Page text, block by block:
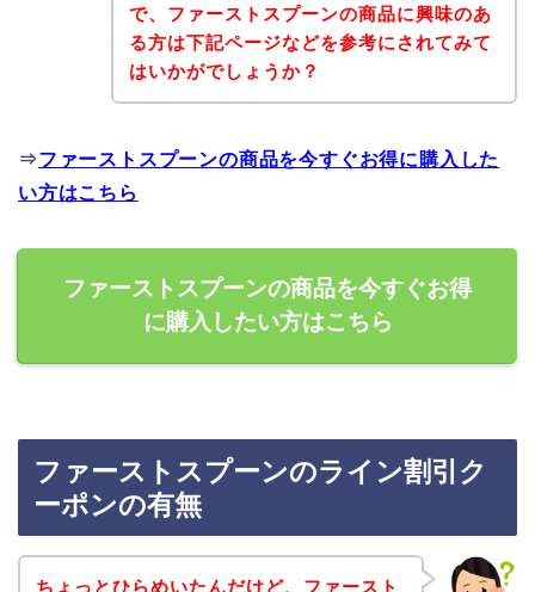
で、ファーストスプーンの商品に興味のあ
る方は下記ページなどを参考にされてみて
はいかがでしょうか？
⇒ファーストスプーンの商品を今すぐお得に購入した
い方はこちら
ファーストスプーンの商品を今すぐお得
に購入したい方はこちら
ファーストスプーンのライン割引ク
ーポンの有無
ちょっとひらめいたんだけど、ファースト